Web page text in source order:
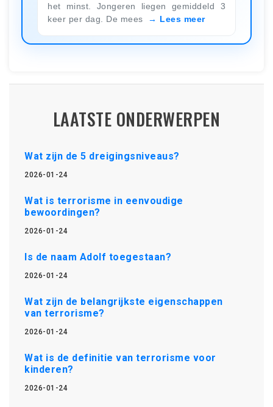
het minst. Jongeren liegen gemiddeld 3
keer per dag. De mees
Lees meer
LAATSTE ONDERWERPEN
Wat zijn de 5 dreigingsniveaus?
2026-01-24
Wat is terrorisme in eenvoudige
bewoordingen?
2026-01-24
Is de naam Adolf toegestaan?
2026-01-24
Wat zijn de belangrijkste eigenschappen
van terrorisme?
2026-01-24
Wat is de definitie van terrorisme voor
kinderen?
2026-01-24